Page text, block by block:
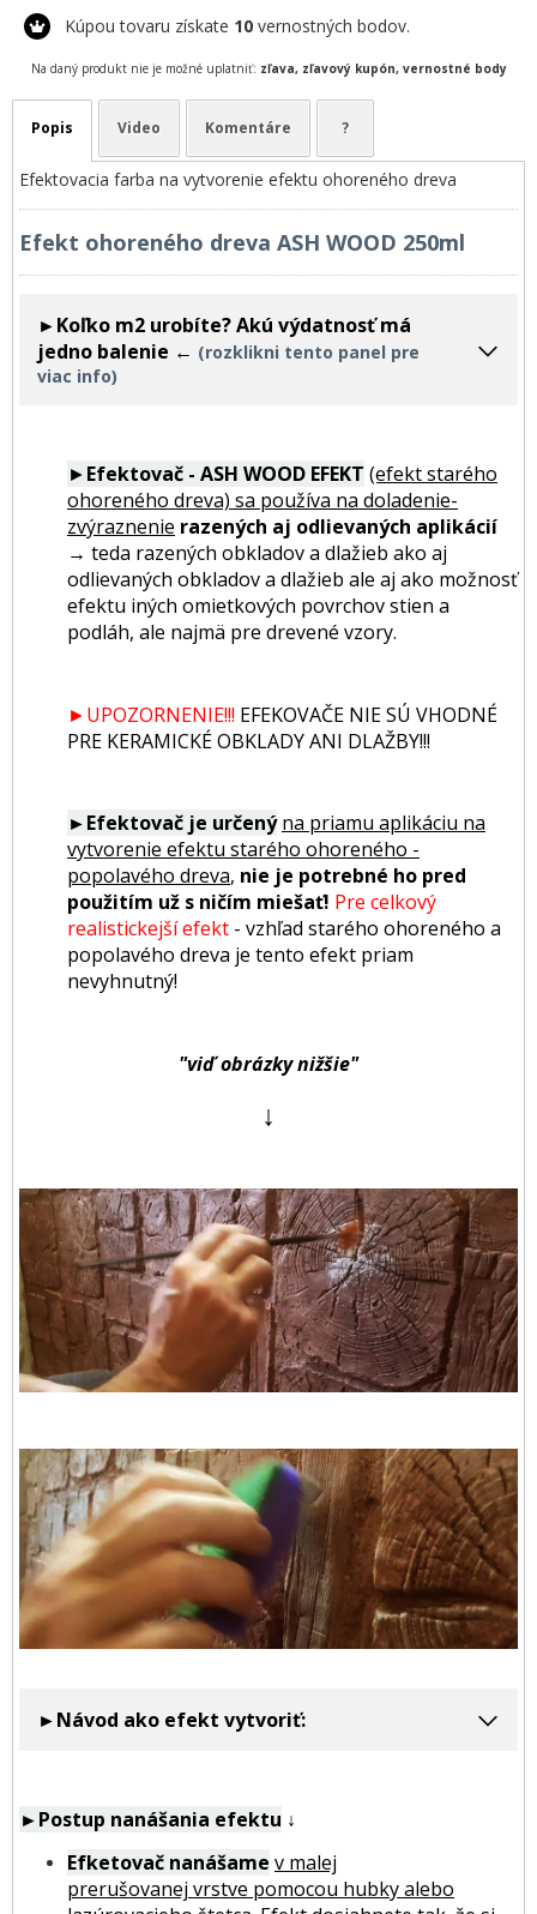
Kúpou tovaru získate 10 vernostných bodov.
Na daný produkt nie je možné uplatniť: zľava, zľavový kupón, vernostné body
Popis Video Komentáre ?
Efektovacia farba na vytvorenie efektu ohoreného dreva
Efekt ohoreného dreva ASH WOOD 250ml
►Koľko m2 urobíte? Akú výdatnosť má
jedno balenie ← (rozklikni tento panel pre
viac info)
►Efektovač - ASH WOOD EFEKT (efekt starého
ohoreného dreva) sa používa na doladenie-
zvýraznenie razených aj odlievaných aplikácií
→ teda razených obkladov a dlažieb ako aj
odlievaných obkladov a dlažieb ale aj ako možnosť
efektu iných omietkových povrchov stien a
podláh, ale najmä pre drevené vzory.
►UPOZORNENIE!!! EFEKOVAČE NIE SÚ VHODNÉ
PRE KERAMICKÉ OBKLADY ANI DLAŽBY!!!
►Efektovač je určený na priamu aplikáciu na
vytvorenie efektu starého ohoreného -
popolavého dreva, nie je potrebné ho pred
použitím už s ničím miešať! Pre celkový
realistickejší efekt - vzhľad starého ohoreného a
popolavého dreva je tento efekt priam
nevyhnutný!
"viď obrázky nižšie"
↓
►Návod ako efekt vytvoriť:
►Postup nanášania efektu ↓
Efketovač nanášame v malej
prerušovanej vrstve pomocou hubky alebo